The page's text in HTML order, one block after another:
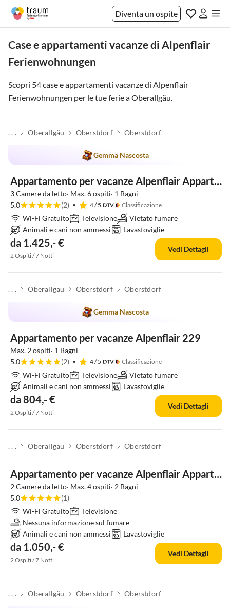
Diventa un ospite
Case e appartamenti vacanze di Alpenflair
Ferienwohnungen
Scopri 54 case e appartamenti vacanze di Alpenflair
Ferienwohnungen per le tue ferie aOberallgäu.
. . . Oberallgäu Oberstdorf Oberstdorf
Gemma Nascosta
Appartamento per vacanze Alpenflair Appartamento per Vacanze 402
3 Camere da letto· Max. 6 ospiti· 1 Bagni
5.0
(2) 4/ 5 Classificazione
Wi-Fi Gratuito Televisione
Vietato fumare
Animali e cani non ammessi
Lavastoviglie
da 1.425,- €
2 Ospiti / 7 Notti
Vedi Dettagli
. . . Oberallgäu Oberstdorf Oberstdorf
Gemma Nascosta
Appartamento per vacanze Alpenflair 229
Max. 2 ospiti· 1 Bagni
5.0
(2) 4/ 5 Classificazione
Wi-Fi Gratuito Televisione
Vietato fumare
Animali e cani non ammessi
Lavastoviglie
da 804,- €
2 Ospiti / 7 Notti
Vedi Dettagli
. . . Oberallgäu Oberstdorf Oberstdorf
Appartamento per vacanze Alpenflair Appartamento Vacanze 314
2 Camere da letto· Max. 4 ospiti· 2 Bagni
5.0
(1)
Wi-Fi Gratuito
Televisione
Nessuna informazione sul fumare
Animali e cani non ammessi
Lavastoviglie
da 1.050,- €
2 Ospiti / 7 Notti
Vedi Dettagli
. . . Oberallgäu Oberstdorf Oberstdorf